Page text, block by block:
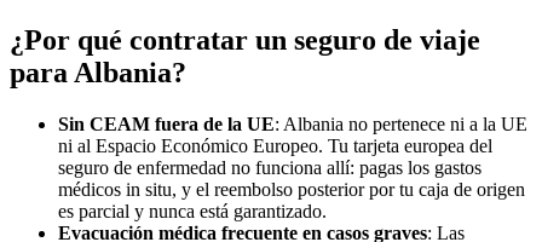
¿Por qué contratar un seguro de viaje
para Albania?
Sin CEAM fuera de la UE: Albania no pertenece ni a la UE
ni al Espacio Económico Europeo. Tu tarjeta europea del
seguro de enfermedad no funciona allí: pagas los gastos
médicos in situ, y el reembolso posterior por tu caja de origen
es parcial y nunca está garantizado.
Evacuación médica frecuente en casos graves: Las